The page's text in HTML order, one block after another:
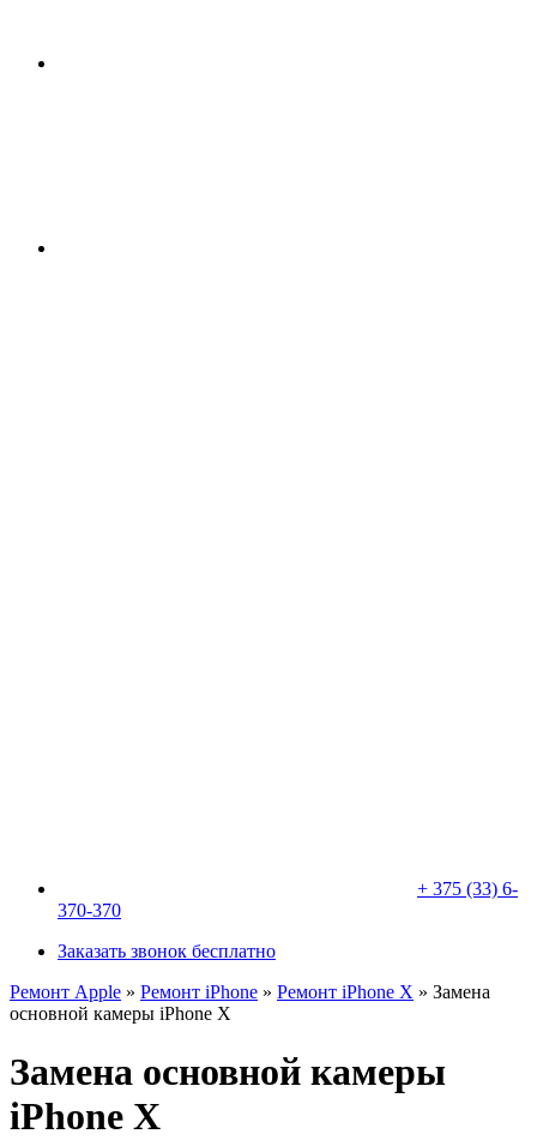
+ 375 (33) 6-
370-370
Заказать звонок бесплатно
Ремонт Apple » Ремонт iPhone » Ремонт iPhone X » Замена
основной камеры iPhone X
Замена основной камеры
iPhone X